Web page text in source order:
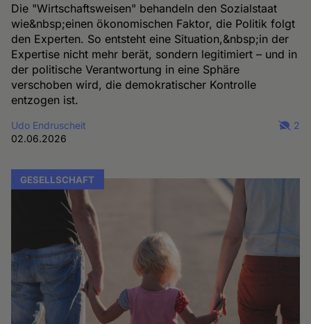
Die "Wirtschaftsweisen" behandeln den Sozialstaat
wie&nbsp;einen ökonomischen Faktor, die Politik folgt
den Experten. So entsteht eine Situation,&nbsp;in der
Expertise nicht mehr berät, sondern legitimiert – und in
der politische Verantwortung in eine Sphäre
verschoben wird, die demokratischer Kontrolle
entzogen ist.
Udo Endruscheit
02.06.2026
2
GESELLSCHAFT